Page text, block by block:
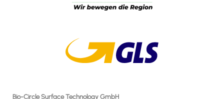
Bio-Circle Surface Technology GmbH